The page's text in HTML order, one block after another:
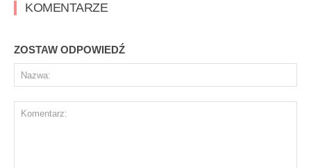
KOMENTARZE
ZOSTAW ODPOWIEDŹ